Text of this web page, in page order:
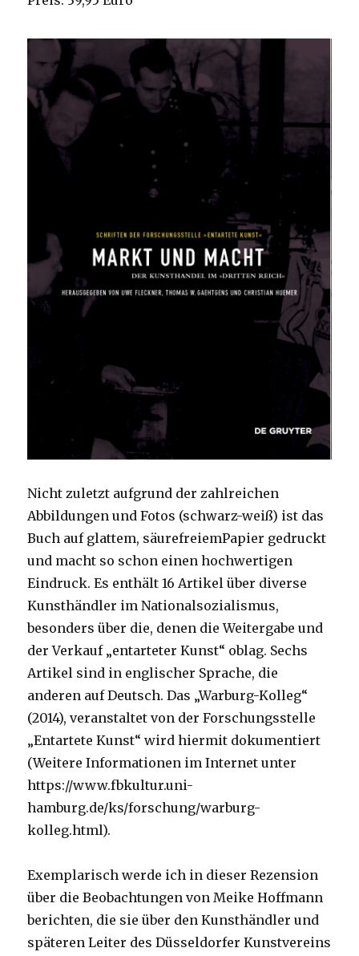
Nicht zuletzt aufgrund der zahlreichen
Abbildungen und Fotos (schwarz-weiß) ist das
Buch auf glattem, säurefreiemPapier gedruckt
und macht so schon einen hochwertigen
Eindruck. Es enthält 16 Artikel über diverse
Kunsthändler im Nationalsozialismus,
besonders über die, denen die Weitergabe und
der Verkauf „entarteter Kunst“ oblag. Sechs
Artikel sind in englischer Sprache, die
anderen auf Deutsch. Das „Warburg-Kolleg“
(2014), veranstaltet von der Forschungsstelle
„Entartete Kunst“ wird hiermit dokumentiert
(Weitere Informationen im Internet unter
https://www.fbkultur.uni-
hamburg.de/ks/forschung/warburg-
kolleg.html).
Exemplarisch werde ich in dieser Rezension
über die Beobachtungen von Meike Hoffmann
berichten, die sie über den Kunsthändler und
späteren Leiter des Düsseldorfer Kunstvereins